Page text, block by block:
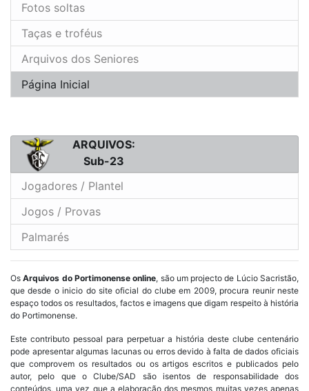
Fotos soltas
Taças e troféus
Arquivos dos Seniores
Página Inicial
ARQUIVOS:
Sub-23
Jogadores / Plantel
Jogos / Provas
Palmarés
OsArquivos do Portimonense online, são um projecto de Lúcio Sacristão,
que desde o inicio do site oficial do clube em 2009, procura reunir neste
espaço todos os resultados, factos e imagens que digam respeito à história
do Portimonense.
Este contributo pessoal para perpetuar a história deste clube centenário
pode apresentar algumas lacunas ou erros devido à falta de dados oficiais
que comprovem os resultados ou os artigos escritos e publicados pelo
autor, pelo que o Clube/SAD são isentos de responsabilidade dos
conteúdos, uma vez que a elaboração dos mesmos muitas vezes apenas